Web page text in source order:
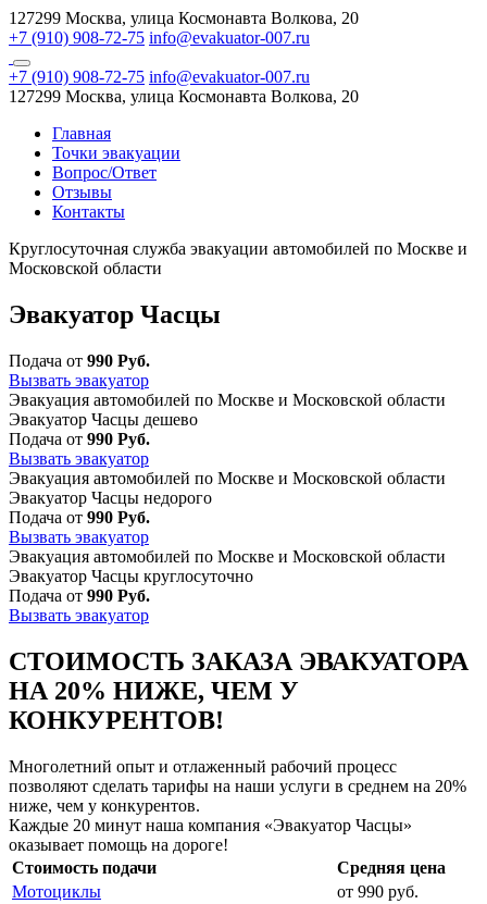
127299 Москва, улица Космонавта Волкова, 20
+7 (910) 908-72-75 info@evakuator-007.ru
+7 (910) 908-72-75 info@evakuator-007.ru
127299 Москва, улица Космонавта Волкова, 20
Главная
Точки эвакуации
Вопрос/Ответ
Отзывы
Контакты
Круглосуточная служба эвакуации автомобилей по Москве и
Московской области
Эвакуатор Часцы
Подача от 990 Руб.
Вызвать эвакуатор
Эвакуация автомобилей по Москве и Московской области
Эвакуатор Часцы дешево
Подача от 990 Руб.
Вызвать эвакуатор
Эвакуация автомобилей по Москве и Московской области
Эвакуатор Часцы недорого
Подача от 990 Руб.
Вызвать эвакуатор
Эвакуация автомобилей по Москве и Московской области
Эвакуатор Часцы круглосуточно
Подача от 990 Руб.
Вызвать эвакуатор
СТОИМОСТЬ ЗАКАЗА ЭВАКУАТОРА
НА 20% НИЖЕ, ЧЕМ У
КОНКУРЕНТОВ!
Многолетний опыт и отлаженный рабочий процесс
позволяют сделать тарифы на наши услуги в среднем на 20%
ниже, чем у конкурентов.
Каждые 20 минут наша компания «Эвакуатор Часцы»
оказывает помощь на дороге!
Стоимость подачи
Средняя цена
Мотоциклы
от 990 руб.